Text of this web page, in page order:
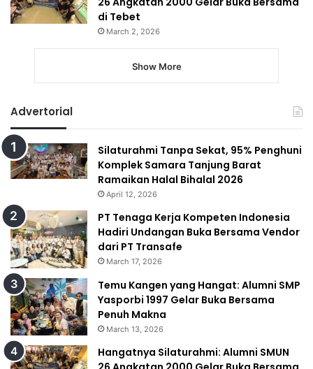
di Tebet
March 2, 2026
Show More
Advertorial
Silaturahmi Tanpa Sekat, 95% Penghuni
Komplek Samara Tanjung Barat
Ramaikan Halal Bihalal 2026
April 12, 2026
PT Tenaga Kerja Kompeten Indonesia
Hadiri Undangan Buka Bersama Vendor
dari PT Transafe
March 17, 2026
Temu Kangen yang Hangat: Alumni SMP
Yasporbi 1997 Gelar Buka Bersama
Penuh Makna
March 13, 2026
Hangatnya Silaturahmi: Alumni SMUN